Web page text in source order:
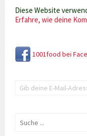
Diese Website
Erfahre, wie deine
1001food bei
Suchen